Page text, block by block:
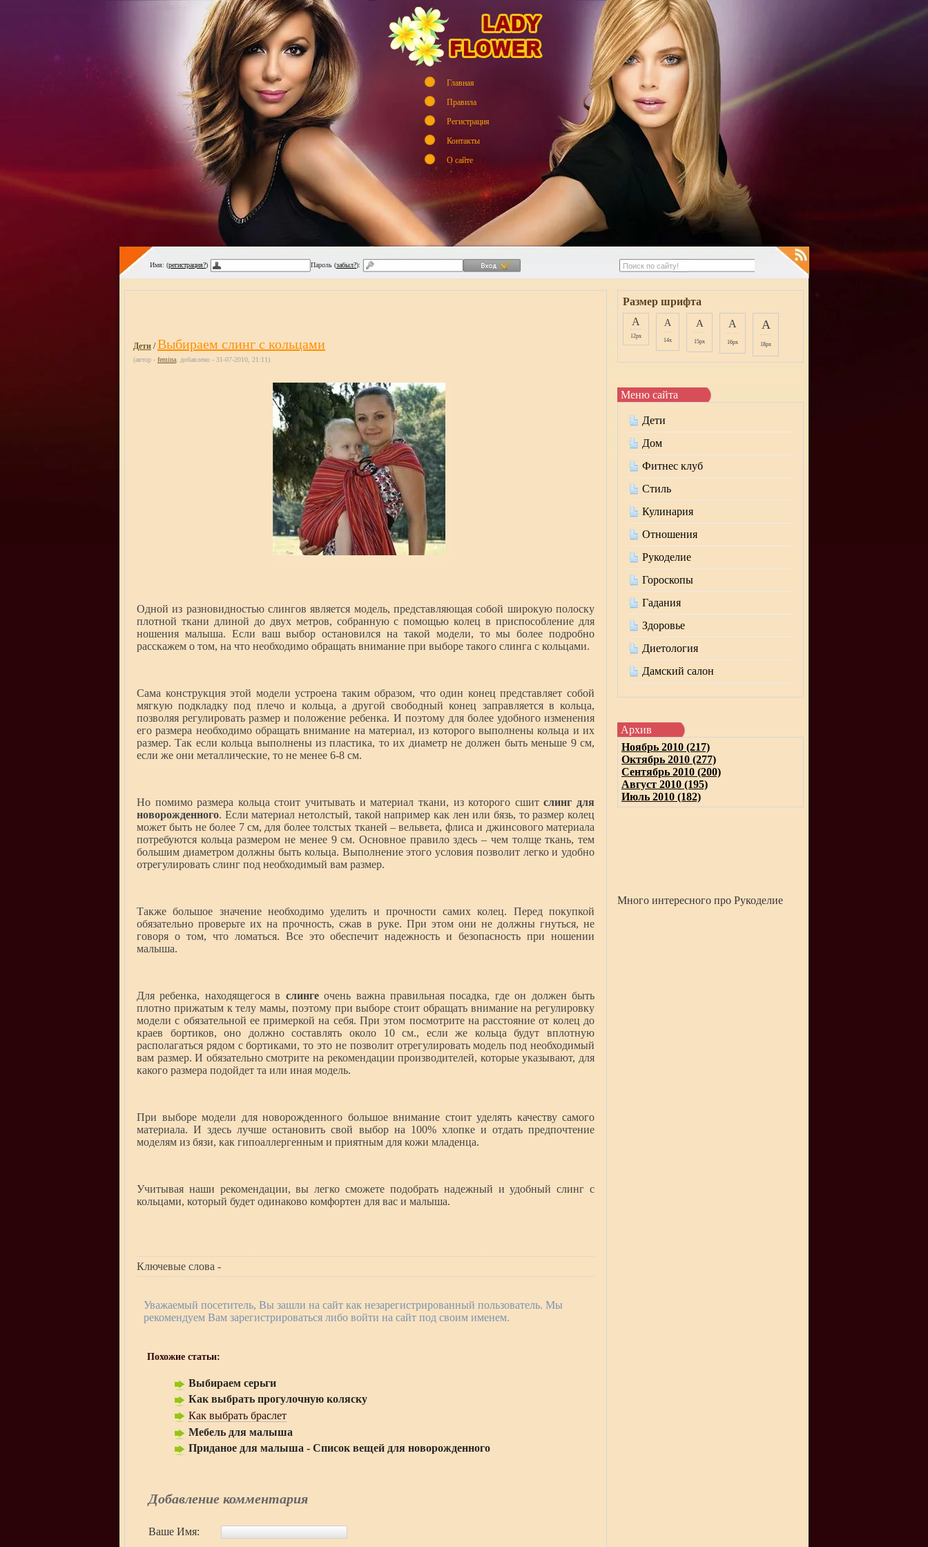
Главная
Правила
Регистрация
Контакты
О сайте
Имя: (регистрация?) Пароль (забыл?):
Дети /Выбираем слинг с кольцами
(автор - femina , добавлено - 31-07-2010, 21:11)
Одной из разновидностью слингов является модель, представляющая собой широкую полоску
плотной ткани длиной до двух метров, собранную с помощью колец в приспособление для
ношения малыша. Если ваш выбор остановился на такой модели, то мы более подробно
расскажем о том, на что необходимо обращать внимание при выборе такого слинга с кольцами.
Сама конструкция этой модели устроена таким образом, что один конец представляет собой
мягкую подкладку под плечо и кольца, а другой свободный конец заправляется в кольца,
позволяя регулировать размер и положение ребенка. И поэтому для более удобного изменения
его размера необходимо обращать внимание на материал, из которого выполнены кольца и их
размер. Так если кольца выполнены из пластика, то их диаметр не должен быть меньше 9 см,
если же они металлические, то не менее 6-8 см.
Но помимо размера кольца стоит учитывать и материал ткани, из которого сшитслинг для
новорожденного. Если материал нетолстый, такой например как лен или бязь, то размер колец
может быть не более 7 см, для более толстых тканей – вельвета, флиса и джинсового материала
потребуются кольца размером не менее 9 см. Основное правило здесь – чем толще ткань, тем
большим диаметром должны быть кольца. Выполнение этого условия позволит легко и удобно
отрегулировать слинг под необходимый вам размер.
Также большое значение необходимо уделить и прочности самих колец. Перед покупкой
обязательно проверьте их на прочность, сжав в руке. При этом они не должны гнуться, не
говоря о том, что ломаться. Все это обеспечит надежность и безопасность при ношении
малыша.
Для ребенка, находящегося в слингеочень важна правильная посадка, где он должен быть
плотно прижатым к телу мамы, поэтому при выборе стоит обращать внимание на регулировку
модели с обязательной ее примеркой на себя. При этом посмотрите на расстояние от колец до
краев бортиков, оно должно составлять около 10 см., если же кольца будут вплотную
располагаться рядом с бортиками, то это не позволит отрегулировать модель под необходимый
вам размер. И обязательно смотрите на рекомендации производителей, которые указывают, для
какого размера подойдет та или иная модель.
При выборе модели для новорожденного большое внимание стоит уделять качеству самого
материала. И здесь лучше остановить свой выбор на 100% хлопке и отдать предпочтение
моделям из бязи, как гипоаллергенным и приятным для кожи младенца.
Учитывая наши рекомендации, вы легко сможете подобрать надежный и удобный слинг с
кольцами, который будет одинаково комфортен для вас и малыша.
Ключевые слова -
Уважаемый посетитель, Вы зашли на сайт как незарегистрированный пользователь. Мы
рекомендуем Вам зарегистрироваться либо войти на сайт под своим именем.
Похожие статьи:
Выбираем серьги
Как выбрать прогулочную коляску
Как выбрать браслет
Мебель для малыша
Приданое для малыша - Список вещей для новорожденного
Добавление комментария
Ваше Имя:
Размер шрифта
A
12px
A
14x
A
15px
A
16px
A
18px
Меню сайта
Дети
Дом
Фитнес клуб
Стиль
Кулинария
Отношения
Рукоделие
Гороскопы
Гадания
Здоровье
Диетология
Дамский салон
Архив
Ноябрь 2010 (217)
Октябрь 2010 (277)
Сентябрь 2010 (200)
Август 2010 (195)
Июль 2010 (182)
Много интересного про Рукоделие